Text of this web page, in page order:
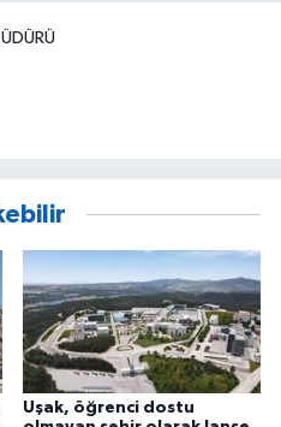
Uşak, öğrenci dostu